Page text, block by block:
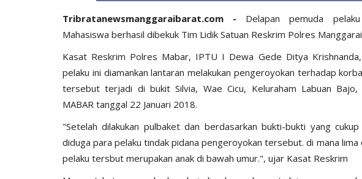
Tribratanewsmanggaraibarat.com - Delapan pemuda
Mahasiswa berhasil dibekuk Tim Lidik Satuan Reskrim Polres
Kasat Reskrim Polres Mabar, IPTU I Dewa Gede Ditya
pelaku ini diamankan lantaran melakukan pengeroyokan terhadap
tersebut terjadi di bukit Silvia, Wae Cicu, Keluraham Labuan
MABAR tanggal 22 Januari 2018.
"Setelah dilakukan pulbaket dan berdasarkan bukti-bukti yang
diduga para pelaku tindak pidana pengeroyokan tersebut. di mana
pelaku tersbut merupakan anak di bawah umur.", ujar Kasat Reskrim